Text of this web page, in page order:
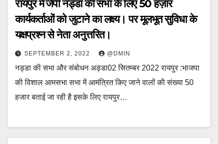
रायपुर में जेपी नड्डा की सभा के लिए 50 हज़ार
कार्यकर्ताओं को जुटाने का लक्ष्य। पर मूलभूत सुविधा के
यक्षप्रश्न से नेता अनुत्तरित।
SEPTEMBER 2, 2022 @DMIN
नड्डा की सभा और संबोधन अड्डा02 सितम्बर 2022 रायपुर :भाजपा
की विशाल आमसभा सभा में आमंत्रित किए जाने वालों की संख्या 50
हजार बताई जा रही है इसके लिए रायपुर…